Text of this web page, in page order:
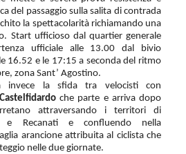
del passaggio sulla salita di contrada
la spettacolarità richiamando una
Start ufficioso dal quartier generale
ufficiale alle 13.00 dal bivio
16.52 e le 17:15 a seconda del ritmo
zona Sant’ Agostino.
invece la sfida tra velocisti con
che parte e arriva dopo
attraversando i territori di
e Recanati e confluendo nella
arancione attribuita al ciclista che
nelle due giornate.